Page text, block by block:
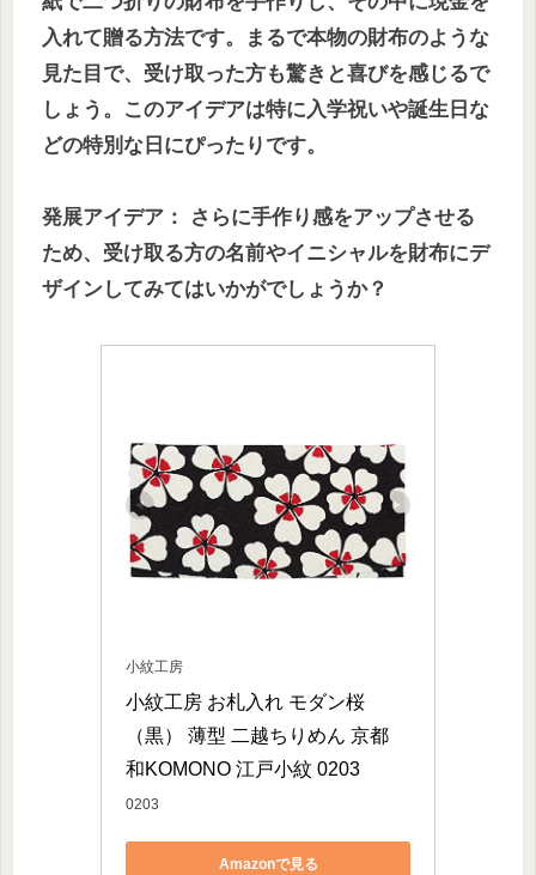
入れて贈る方法です。まるで本物の財布のような
見た目で、受け取った方も驚きと喜びを感じるで
しょう。このアイデアは特に入学祝いや誕生日な
どの特別な日にぴったりです。
発展アイデア： さらに手作り感をアップさせる
ため、受け取る方の名前やイニシャルを財布にデ
ザインしてみてはいかがでしょうか？
小紋工房
小紋工房 お札入れ モダン桜
（黒） 薄型 二越ちりめん 京都
和KOMONO 江戸小紋 0203
0203
Amazonで見る